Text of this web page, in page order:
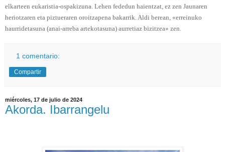
elkarteen eukaristia-ospakizuna. Lehen fededun haientzat, ez zen Jaunaren
heriotzaren eta piztueraren oroitzapena bakarrik. Aldi berean, «erreinuko
haurridetasuna (anai-arreba artekotasuna) aurretiaz bizitzea» zen.
1 comentario:
Compartir
miércoles, 17 de julio de 2024
Akorda. Ibarrangelu